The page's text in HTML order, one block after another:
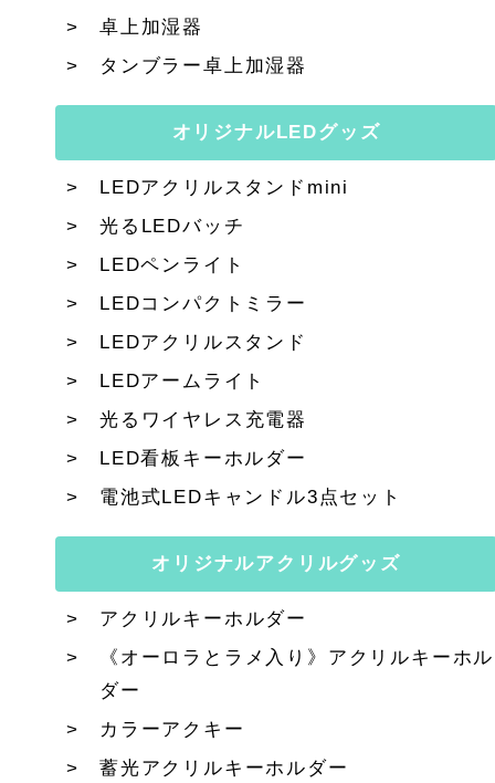
卓上加湿器
タンブラー卓上加湿器
オリジナルLEDグッズ
LEDアクリルスタンドmini
光るLEDバッチ
LEDペンライト
LEDコンパクトミラー
LEDアクリルスタンド
LEDアームライト
光るワイヤレス充電器
LED看板キーホルダー
電池式LEDキャンドル3点セット
オリジナルアクリルグッズ
アクリルキーホルダー
《オーロラとラメ入り》アクリルキーホル
ダー
カラーアクキー
蓄光アクリルキーホルダー